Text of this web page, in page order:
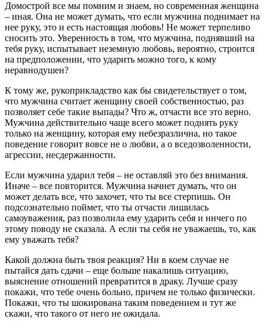
Домострой все мы помним и знаем, но современная женщина
– иная. Она не может думать, что если мужчина поднимает на
нее руку, это и есть настоящая любовь! Не может терпеливо
сносить это. Уверенность в том, что мужчина, поднявший на
тебя руку, испытывает неземную любовь, вероятно, строится
на предположении, что ударить можно того, к кому
неравнодушен?
К тому же, рукоприкладство как бы свидетельствует о том,
что мужчина считает женщину своей собственностью, раз
позволяет себе такие выпады? Что ж, отчасти все это верно.
Мужчина действительно чаще всего может поднять руку
только на женщину, которая ему небезразлична, но такое
поведение говорит вовсе не о любви, а о вседозволенности,
агрессии, несдержанности.
Если мужчина ударил тебя – не оставляй это без внимания.
Иначе – все повторится. Мужчина начнет думать, что он
может делать все, что захочет, что ты все стерпишь. Он
подсознательно поймет, что ты отчасти лишилась
самоуважения, раз позволила ему ударить себя и ничего по
этому поводу не сказала. А если ты себя не уважаешь, то, как
ему уважать тебя?
Какой должна быть твоя реакция? Ни в коем случае не
пытайся дать сдачи – еще больше накалишь ситуацию,
выяснение отношений превратится в драку. Лучше сразу
покажи, что тебе очень больно, причем не только физически.
Покажи, что ты шокирована таким поведением и тут же
скажи, что такого от него не ожидала.